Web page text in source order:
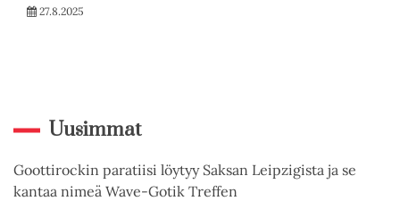
27.8.2025
Uusimmat
Goottirockin paratiisi löytyy Saksan Leipzigista ja se
kantaa nimeä Wave-Gotik Treffen